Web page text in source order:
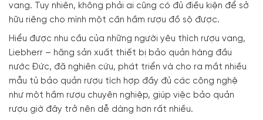
vang. Tuy nhiên, không phải ai cũng có đủ điều kiện để sở
hữu riêng cho mình một căn hầm rượu đồ sộ được.
Hiểu được nhu cầu của những người yêu thích rượu vang,
Liebherr – hãng sản xuất thiết bị bảo quản hàng đầu
nước Đức, đã nghiên cứu, phát triển và cho ra mắt nhiều
mẫu tủ bảo quản rượu tích hợp đầy đủ các công nghệ
như một hầm rượu chuyên nghiệp, giúp việc bảo quản
rượu giờ đây trở nên dễ dàng hơn rất nhiều.